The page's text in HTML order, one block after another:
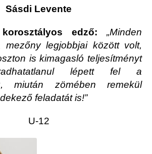
Sásdi Levente
edző: „Minden
mezőny legjobbjai között volt,
is kimagasló teljesítményt
lépett fel a
miután zömében remekül
feladatát is!”
U-12